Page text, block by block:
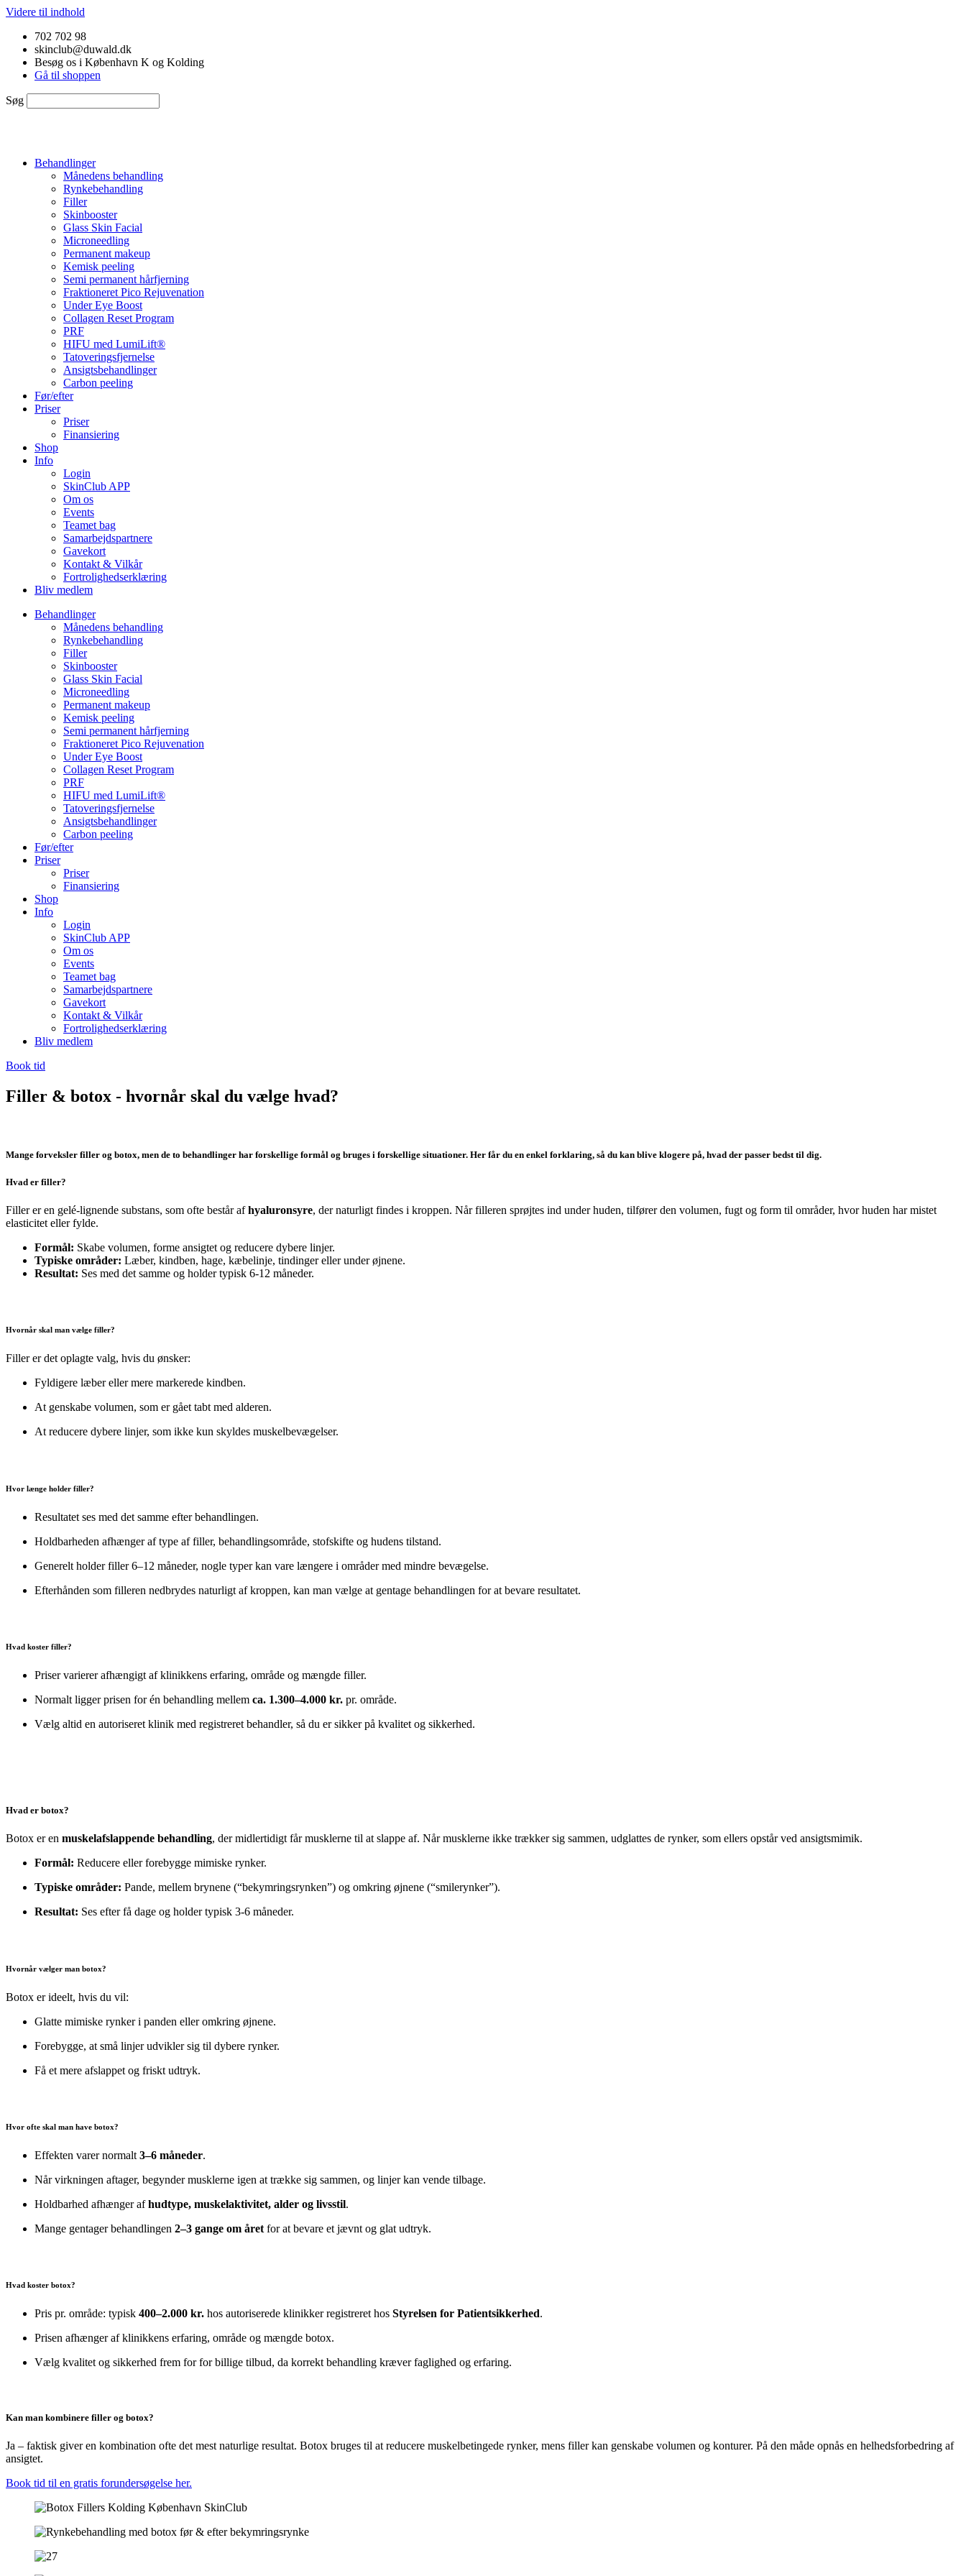
Videre til indhold
702 702 98
skinclub@duwald.dk
Besøg os i København K og Kolding
Gå til shoppen
Søg
Behandlinger
Månedens behandling
Rynkebehandling
Filler
Skinbooster
Glass Skin Facial
Microneedling
Permanent makeup
Kemisk peeling
Semi permanent hårfjerning
Fraktioneret Pico Rejuvenation
Under Eye Boost
Collagen Reset Program
PRF
HIFU med LumiLift®
Tatoveringsfjernelse
Ansigtsbehandlinger
Carbon peeling
Før/efter
Priser
Priser
Finansiering
Shop
Info
Login
SkinClub APP
Om os
Events
Teamet bag
Samarbejdspartnere
Gavekort
Kontakt & Vilkår
Fortrolighedserklæring
Bliv medlem
Behandlinger
Månedens behandling
Rynkebehandling
Filler
Skinbooster
Glass Skin Facial
Microneedling
Permanent makeup
Kemisk peeling
Semi permanent hårfjerning
Fraktioneret Pico Rejuvenation
Under Eye Boost
Collagen Reset Program
PRF
HIFU med LumiLift®
Tatoveringsfjernelse
Ansigtsbehandlinger
Carbon peeling
Før/efter
Priser
Priser
Finansiering
Shop
Info
Login
SkinClub APP
Om os
Events
Teamet bag
Samarbejdspartnere
Gavekort
Kontakt & Vilkår
Fortrolighedserklæring
Bliv medlem
Book tid
Filler & botox - hvornår skal du vælge hvad?
Mange forveksler filler og botox, men de to behandlinger har forskellige formål og bruges i forskellige situationer. Her får du en enkel forklaring, så du kan blive klogere på, hvad der passer bedst til dig.
Hvad er filler?
Filler er en gelé-lignende substans, som ofte består afhyaluronsyre, der naturligt findes i kroppen. Når filleren sprøjtes ind under huden, tilfører den volumen, fugt og form til områder, hvor huden har mistet
elasticitet eller fylde.
Formål: Skabe volumen, forme ansigtet og reducere dybere linjer.
Typiske områder: Læber, kindben, hage, kæbelinje, tindinger eller under øjnene.
Resultat: Ses med det samme og holder typisk 6-12 måneder.
Hvornår skal man vælge filler?
Filler er det oplagte valg, hvis du ønsker:
Fyldigere læber eller mere markerede kindben.
At genskabe volumen, som er gået tabt med alderen.
At reducere dybere linjer, som ikke kun skyldes muskelbevægelser.
Hvor længe holder filler?
Resultatet ses med det samme efter behandlingen.
Holdbarheden afhænger af type af filler, behandlingsområde, stofskifte og hudens tilstand.
Generelt holder filler 6–12 måneder, nogle typer kan vare længere i områder med mindre bevægelse.
Efterhånden som filleren nedbrydes naturligt af kroppen, kan man vælge at gentage behandlingen for at bevare resultatet.
Hvad koster filler?
Priser varierer afhængigt af klinikkens erfaring, område og mængde filler.
Normalt ligger prisen for én behandling mellem ca. 1.300–4.000 kr. pr. område.
Vælg altid en autoriseret klinik med registreret behandler, så du er sikker på kvalitet og sikkerhed.
Hvad er botox?
Botox er en muskelafslappende behandling, der midlertidigt får musklerne til at slappe af. Når musklerne ikke trækker sig sammen, udglattes de rynker, som ellers opstår ved ansigtsmimik.
Formål: Reducere eller forebygge mimiske rynker.
Typiske områder: Pande, mellem brynene (“bekymringsrynken”) og omkring øjnene (“smilerynker”).
Resultat: Ses efter få dage og holder typisk 3-6 måneder.
Hvornår vælger man botox?
Botox er ideelt, hvis du vil:
Glatte mimiske rynker i panden eller omkring øjnene.
Forebygge, at små linjer udvikler sig til dybere rynker.
Få et mere afslappet og friskt udtryk.
Hvor ofte skal man have botox?
Effekten varer normalt 3–6 måneder.
Når virkningen aftager, begynder musklerne igen at trække sig sammen, og linjer kan vende tilbage.
Holdbarhed afhænger afhudtype, muskelaktivitet, alder og livsstil.
Mange gentager behandlingen 2–3 gange om året for at bevare et jævnt og glat udtryk.
Hvad koster botox?
Pris pr. område: typisk 400–2.000 kr. hos autoriserede klinikker registreret hos Styrelsen for Patientsikkerhed.
Prisen afhænger af klinikkens erfaring, område og mængde botox.
Vælg kvalitet og sikkerhed frem for for billige tilbud, da korrekt behandling kræver faglighed og erfaring.
Kan man kombinere filler og botox?
Ja – faktisk giver en kombination ofte det mest naturlige resultat. Botox bruges til at reducere muskelbetingede rynker, mens filler kan genskabe volumen og konturer. På den måde opnås en helhedsforbedring af
ansigtet.
Book tid til en gratis forundersøgelse her.